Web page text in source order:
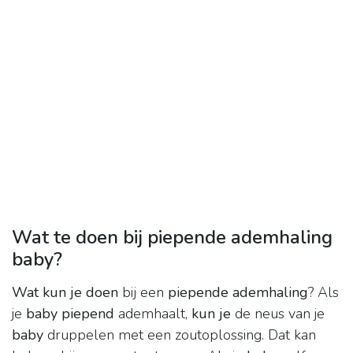
Wat te doen bij piepende ademhaling
baby?
Wat kun je doen bij een piepende ademhaling? Als
je baby piepend ademhaalt, kun je de neus van je
baby druppelen met een zoutoplossing. Dat kan